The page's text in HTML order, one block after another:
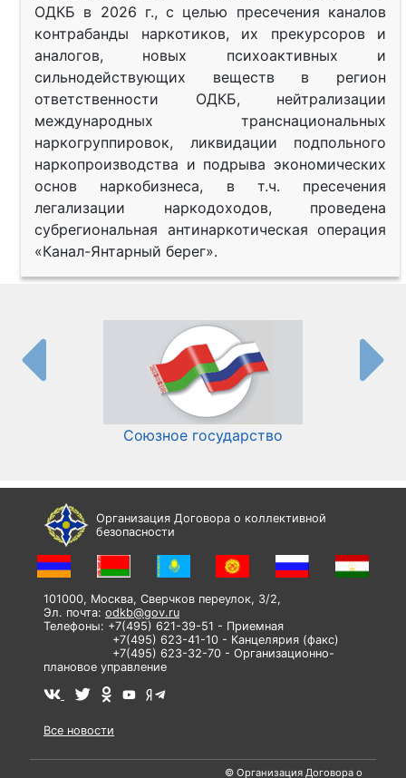
ОДКБ в 2026 г., с целью пресечения каналов
контрабанды наркотиков, их прекурсоров и
аналогов, новых психоактивных и
сильнодействующих веществ в регион
ответственности ОДКБ, нейтрализации
международных транснациональных
наркогруппировок, ликвидации подпольного
наркопроизводства и подрыва экономических
основ наркобизнеса, в т.ч. пресечения
легализации наркодоходов, проведена
субрегиональная антинаркотическая операция
«Канал-Янтарный берег».
Союзное государство
Организация Договора о коллективной
безопасности
101000, Москва, Сверчков переулок, 3/2,
Эл. почта: odkb@gov.ru
Телефоны: +7(495) 621-39-51 - Приемная
+7(495) 623-41-10 - Канцелярия (факс)
+7(495) 623-32-70 - Организационно-
плановое управление
Все новости
© Организация Договора о